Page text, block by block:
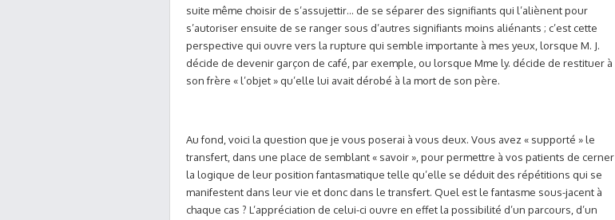
suite même choisir de s’assujettir… de se séparer des signifiants qui l’aliènent pour
s’autoriser ensuite de se ranger sous d’autres signifiants moins aliénants ; c’est cette
perspective qui ouvre vers la rupture qui semble importante à mes yeux, lorsque M. J.
décide de devenir garçon de café, par exemple, ou lorsque Mme ly. décide de restituer à
son frère « l’objet » qu’elle lui avait dérobé à la mort de son père.
Au fond, voici la question que je vous poserai à vous deux. Vous avez « supporté » le
transfert, dans une place de semblant « savoir », pour permettre à vos patients de cerner
la logique de leur position fantasmatique telle qu’elle se déduit des répétitions qui se
manifestent dans leur vie et donc dans le transfert. Quel est le fantasme sous-jacent à
chaque cas ? L’appréciation de celui-ci ouvre en effet la possibilité d’un parcours, d’un